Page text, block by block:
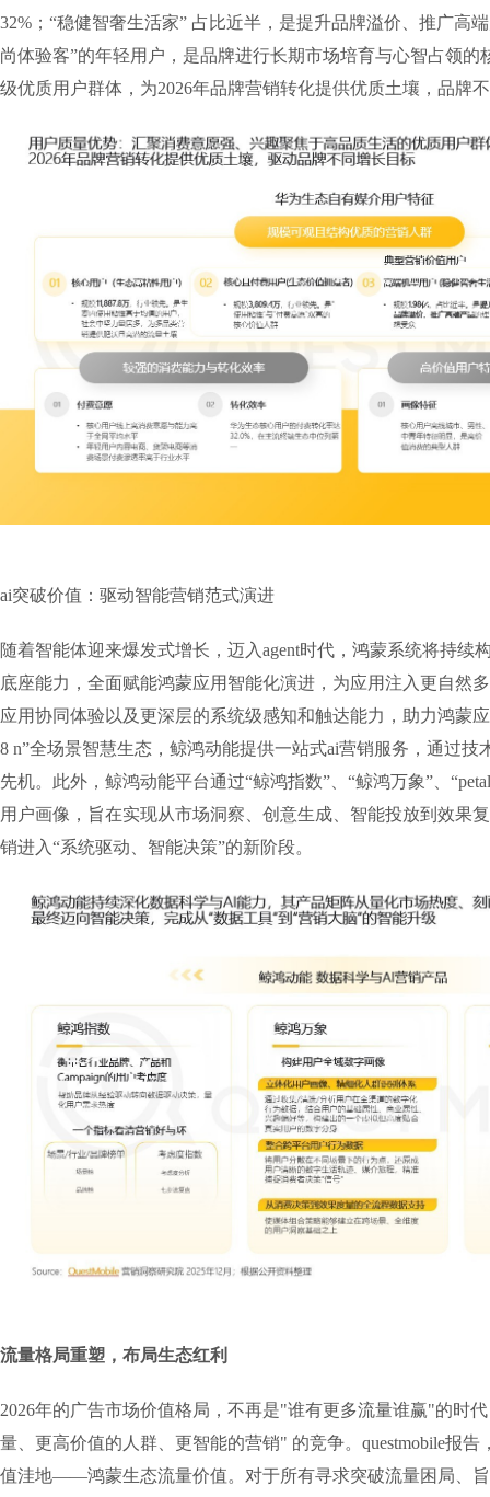
32%；“稳健智奢生活家” 占比近半，是提升品牌溢价、推广高
尚体验客”的年轻用户，是品牌进行长期市场培育与心智占领的
级优质用户群体，为2026年品牌营销转化提供优质土壤，品牌
ai突破价值：驱动智能营销范式演进
随着智能体迎来爆发式增长，迈入agent时代，鸿蒙系统将持续
底座能力，全面赋能鸿蒙应用智能化演进，为应用注入更自然
应用协同体验以及更深层的系统级感知和触达能力，助力鸿蒙
8 n”全场景智慧生态，鲸鸿动能提供一站式ai营销服务，通过技
先机。此外，鲸鸿动能平台通过“鲸鸿指数”、“鲸鸿万象”、
用户画像，旨在实现从市场洞察、创意生成、智能投放到效果
销进入“系统驱动、智能决策”的新阶段。
流量格局重塑，布局生态红利
2026年的广告市场价值格局，不再是"谁有更多流量谁赢"的时
量、更高价值的人群、更智能的营销" 的竞争。questmobile报
值洼地——鸿蒙生态流量价值。对于所有寻求突破流量困局、